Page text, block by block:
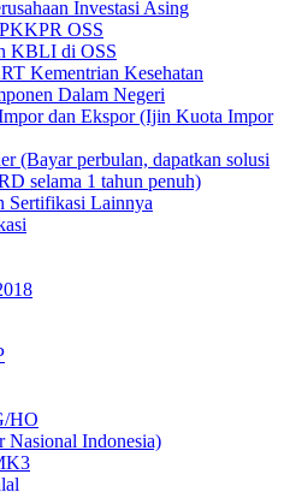
Investasi Asing
OSS
KBLI di OSS
Kementrian Kesehatan
Dalam Negeri
dan Ekspor (Ijin Kuota Impor
(Bayar perbulan, dapatkan solusi
selama 1 tahun penuh)
Sertifikasi Lainnya
HO
Nasional Indonesia)